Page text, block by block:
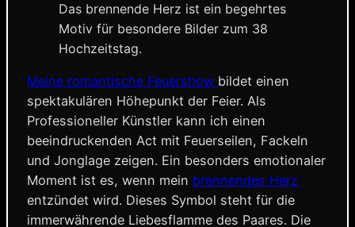
Das brennende Herz ist ein begehrtes
Motiv für besondere Bilder zum 38
Hochzeitstag.
Meine romantische Feuershow bildet einen
spektakulären Höhepunkt der Feier. Als
Professioneller Künstler kann ich einen
beeindruckenden Act mit Feuerseilen, Fackeln
und Jonglage zeigen. Ein besonders emotionaler
Moment ist es, wenn mein brennendes Herz
entzündet wird. Dieses Symbol steht für die
immerwährende Liebesflamme des Paares. Die